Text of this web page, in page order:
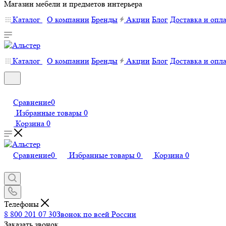
Магазин мебели и предметов интерьера
Каталог
О компании Бренды Акции Блог Доставка и
Каталог О компании Бренды Акции Блог Доставка и
Сравнение0
Избранные товары 0
Корзина 0
Сравнение0 Избранные товары 0 Корзина 0
Телефоны
8 800 201 07 30Звонок по всей России